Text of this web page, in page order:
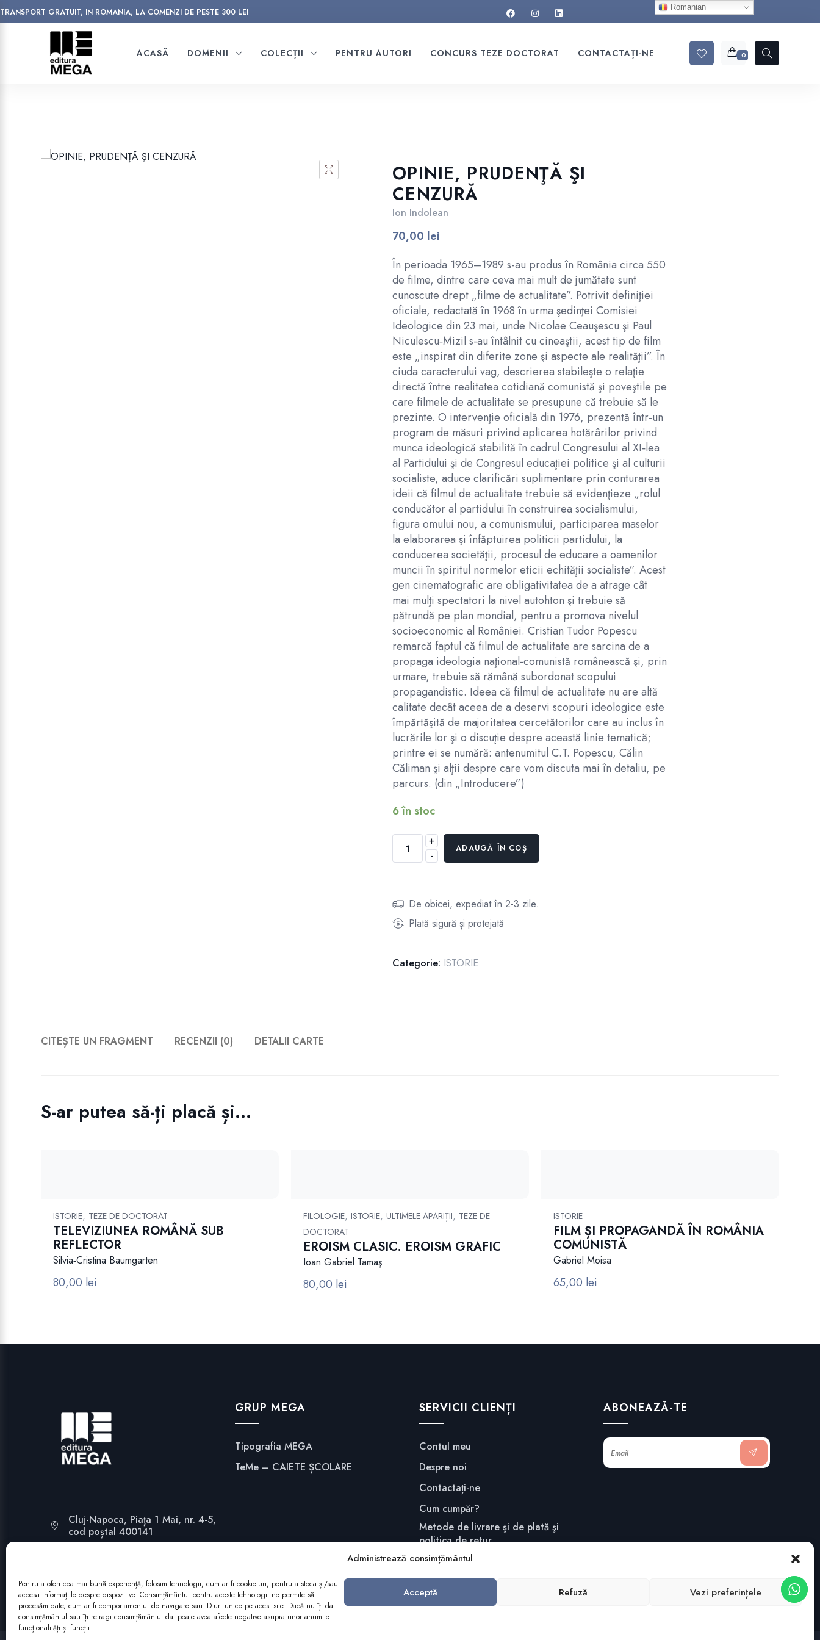
Administrează consimțământul
Pentru a oferi cea mai bună experiență, folosim tehnologii, cum ar fi cookie-uri, pentru a stoca și/sau
accesa informațiile despre dispozitive. Consimțământul pentru aceste tehnologii ne permite să
procesăm date, cum ar fi comportamentul de navigare sau ID-uri unice pe acest site. Dacă nu îți dai
consimțământul sau îți retragi consimțământul dat poate avea afecte negative asupra unor anumite
funcționalități și funcții.
Acceptă Refuză Vezi preferințele
TRANSPORT GRATUIT, IN ROMANIA, LA COMENZI DE PESTE 300 LEI
ACASĂ DOMENII COLECȚII PENTRU AUTORI CONCURS TEZE DOCTORAT CONTACTAȚI-NE 0
OPINIE, PRUDENŢĂ ŞI
CENZURĂ
Ion Indolean
70,00 lei
În perioada 1965–1989 s-au produs în România circa 550
de filme, dintre care ceva mai mult de jumătate sunt
cunoscute drept „filme de actualitate”. Potrivit definiţiei
oficiale, redactată în 1968 în urma şedinţei Comisiei
Ideologice din 23 mai, unde Nicolae Ceauşescu şi Paul
Niculescu‑Mizil s-au întâlnit cu cineaştii, acest tip de film
este „inspirat din diferite zone şi aspecte ale realităţii”. În
ciuda caracterului vag, descrierea stabileşte o relaţie
directă între realitatea cotidiană comunistă şi poveştile pe
care filmele de actualitate se presupune că trebuie să le
prezinte. O intervenţie oficială din 1976, prezentă într‑un
program de măsuri privind aplicarea hotărârilor privind
munca ideologică stabilită în cadrul Congresului al XI‑lea
al Partidului şi de Congresul educaţiei politice şi al culturii
socialiste, aduce clarificări suplimentare prin conturarea
ideii că filmul de actualitate trebuie să evidenţieze „rolul
conducător al partidului în construirea socialismului,
figura omului nou, a comunismului, participarea maselor
la elaborarea şi înfăptuirea politicii partidului, la
conducerea societăţii, procesul de educare a oamenilor
muncii în spiritul normelor eticii echităţii socialiste”. Acest
gen cinematografic are obligativitatea de a atrage cât
mai mulţi spectatori la nivel autohton şi trebuie să
pătrundă pe plan mondial, pentru a promova nivelul
socioeconomic al României. Cristian Tudor Popescu
remarcă faptul că filmul de actualitate are sarcina de a
propaga ideologia naţional-comunistă românească şi, prin
urmare, trebuie să rămână subordonat scopului
propagandistic. Ideea că filmul de actualitate nu are altă
calitate decât aceea de a deservi scopuri ideologice este
împărtăşită de majoritatea cercetătorilor care au inclus în
lucrările lor şi o discuţie despre această linie tematică;
printre ei se numără: antenumitul C.T. Popescu, Călin
Căliman şi alţii despre care vom discuta mai în detaliu, pe
parcurs. (din „Introducere”)
6 în stoc
-
OPINIE,
CENZURĂ
+
ADAUGĂ ÎN COȘ
De obicei, expediat în 2-3 zile.
Plată sigură și protejată
Categorie: ISTORIE
CITEȘTE UN FRAGMENT RECENZII (0) DETALII CARTE
S-ar putea să-ți placă și…
ISTORIE, TEZE DE DOCTORAT
TELEVIZIUNEA ROMÂNĂ SUB
REFLECTOR
Silvia‑Cristina Baumgarten
80,00 lei
FILOLOGIE,ISTORIE,ULTIMELE APARIȚII, TEZE DE
DOCTORAT
EROISM CLASIC. EROISM GRAFIC
Ioan Gabriel Tamaş
80,00 lei
ISTORIE
FILM ȘI PROPAGANDĂ ÎN ROMÂNIA
COMUNISTĂ
Gabriel Moisa
65,00 lei
Cluj-Napoca, Piața 1 Mai, nr. 4-5,
cod poștal 400141
GRUP MEGA
Tipografia MEGA
TeMe – CAIETE ȘCOLARE
SERVICII CLIENȚI
Contul meu
Despre noi
Contactați-ne
Cum cumpăr?
Metode de livrare şi de plată şi
politica de retur
Confidențialitate și securitate
ABONEAZĂ-TE
Romanian